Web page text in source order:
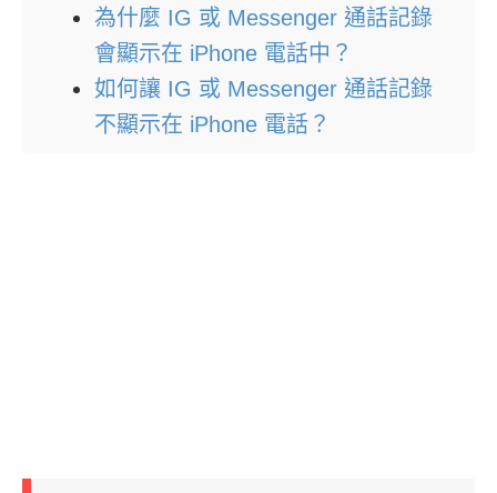
為什麼 IG 或 Messenger 通話記錄
會顯示在 iPhone 電話中？
如何讓 IG 或 Messenger 通話記錄
不顯示在 iPhone 電話？